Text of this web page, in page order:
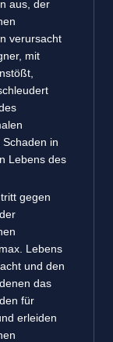
aus, der
verursacht
mit
in
Lebens des
gegen
Lebens
und den
das
für
erleiden